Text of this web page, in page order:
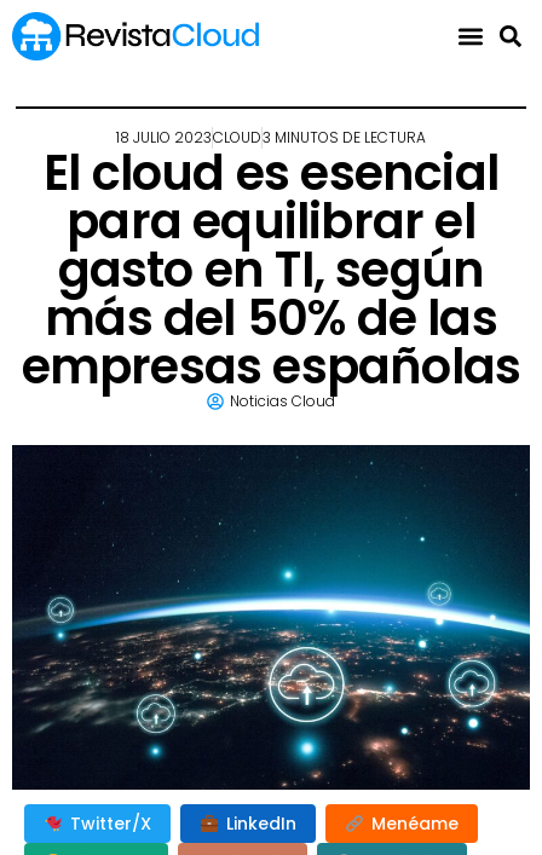
18 JULIO 2023CLOUD3 MINUTOS DE LECTURA
El cloud es esencial
para equilibrar el
gasto en TI, según
más del 50% de las
empresas españolas
Noticias Cloud
Twitter/X LinkedIn
Menéame